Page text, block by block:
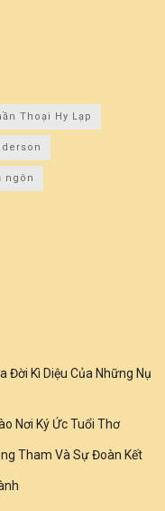
Thoại Hy Lạp
ngôn
Đời Kì Diệu Của Những Nụ
Nơi Ký Ức Tuổi Thơ
Tham Và Sự Đoàn Kết